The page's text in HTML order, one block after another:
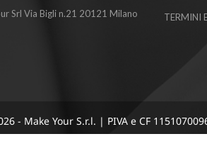
Srl Via Bigli n.21 20121 Milano
TERMINI
- Make Your S.r.l. | PIVA e CF